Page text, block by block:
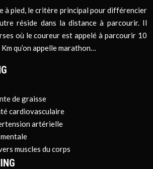
à pied, le critère principal pour différencier
réside dans la distance à parcourir. Il
où le coureur est appelé à parcourir 10
qu’on appelle marathon…
de graisse
cardiovasculaire
artérielle
muscles du corps